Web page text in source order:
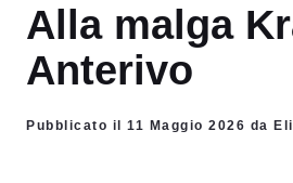
Alla malga
Anterivo
Pubblicato il 11 Maggio 2026 da